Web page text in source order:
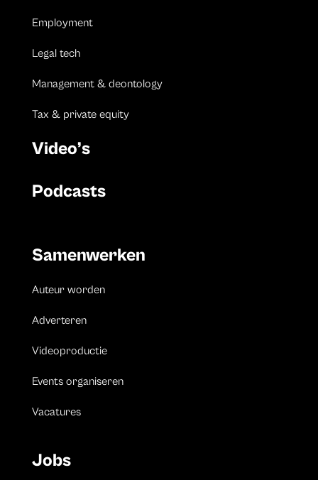
Employment
Legal tech
Management & deontology
Tax & private equity
Video’s
Podcasts
Samenwerken
Auteur worden
Adverteren
Videoproductie
Events organiseren
Vacatures
Jobs